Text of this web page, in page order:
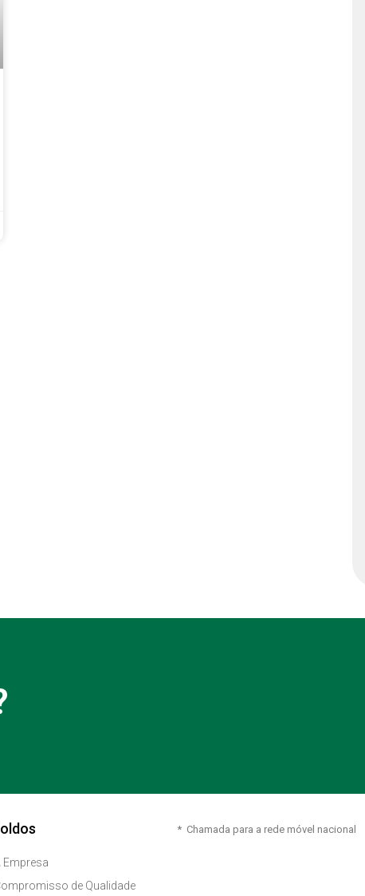
Empresa
de Qualidade
* Chamada para a rede móvel nacional